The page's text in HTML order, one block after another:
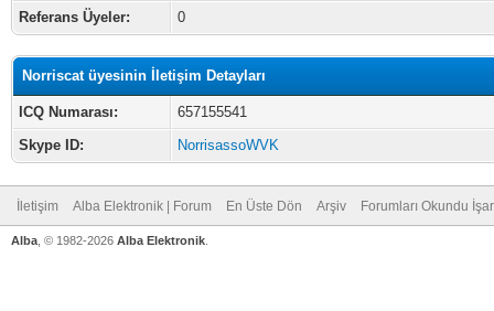
Referans Üyeler: 0
Norriscat üyesinin İletişim Detayları
ICQ Numarası:
657155541
Skype ID:
NorrisassoWVK
İletişim Alba Elektronik | Forum En Üste Dön Arşiv Forumları Okundu
Alba , © 1982-2026 Alba Elektronik